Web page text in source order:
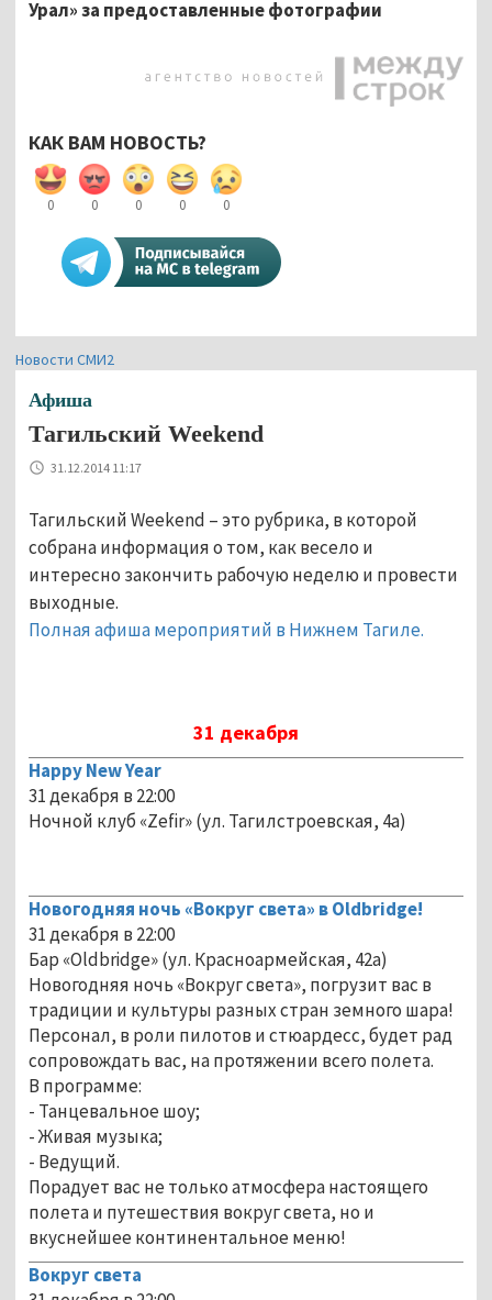
Урал» за предоставленные фотографии
КАК ВАМ НОВОСТЬ?
0 0 0 0 0
Новости СМИ2
Афиша
Тагильский Weekend
31.12.2014 11:17
Тагильский Weekend – это рубрика, в которой
собрана информация о том, как весело и
интересно закончить рабочую неделю и провести
выходные.
Полная афиша мероприятий в Нижнем Тагиле.
31 декабря
Happy New Year
31 декабря в 22:00
Ночной клуб «Zefir» (ул. Тагилстроевская, 4а)
Новогодняя ночь «Вокруг света» в Oldbridge!
31 декабря в 22:00
Бар «Oldbridge» (ул. Красноармейская, 42а)
Новогодняя ночь «Вокруг света», погрузит вас в
традиции и культуры разных стран земного шара!
Персонал, в роли пилотов и стюардесс, будет рад
сопровождать вас, на протяжении всего полета.
В программе:
- Танцевальное шоу;
- Живая музыка;
- Ведущий.
Порадует вас не только атмосфера настоящего
полета и путешествия вокруг света, но и
вкуснейшее континентальное меню!
Вокруг света